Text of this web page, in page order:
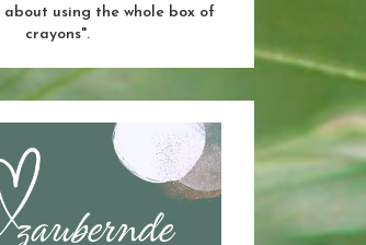
about using the whole box of
crayons".